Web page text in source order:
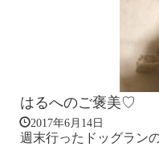
はるへのご褒美♡
2017年6月14日
週末行ったドッグラン